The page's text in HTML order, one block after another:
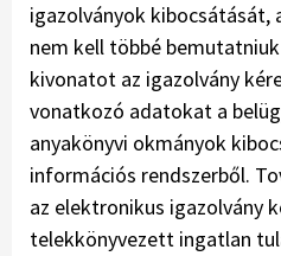
igazolványok kibocsátását,
nem kell többé
kivonatot az igazolvány
vonatkozó adatokat a
anyakönyvi okmányok
információs rendszerből.
az elektronikus igazolvány
telekkönyvezett ingatlan